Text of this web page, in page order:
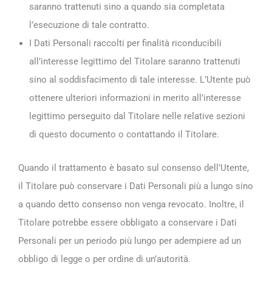
saranno trattenuti sino a quando sia completata
l’esecuzione di tale contratto.
I Dati Personali raccolti per finalità riconducibili
all’interesse legittimo del Titolare saranno trattenuti
sino al soddisfacimento di tale interesse. L’Utente può
ottenere ulteriori informazioni in merito all’interesse
legittimo perseguito dal Titolare nelle relative sezioni
di questo documento o contattando il Titolare.
Quando il trattamento è basato sul consenso dell’Utente,
il Titolare può conservare i Dati Personali più a lungo sino
a quando detto consenso non venga revocato. Inoltre, il
Titolare potrebbe essere obbligato a conservare i Dati
Personali per un periodo più lungo per adempiere ad un
obbligo di legge o per ordine di un’autorità.